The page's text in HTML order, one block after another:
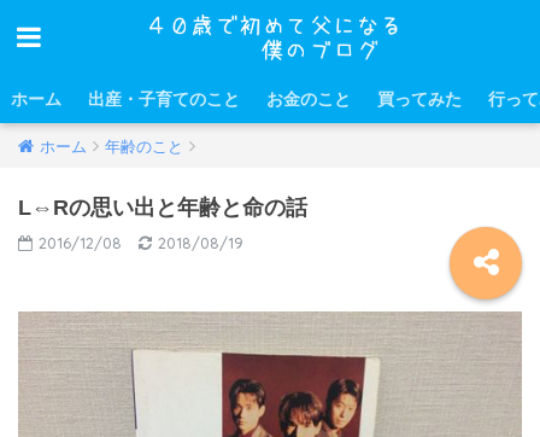
ホーム 出産・子育てのこと お金のこと 買ってみた 行っ
ホーム 年齢のこと
L⇔Rの思い出と年齢と命の話
2016/12/08 2018/08/19